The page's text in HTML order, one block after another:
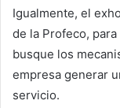
Igualmente, el
de la Profeco,
busque los
empresa generar
servicio.